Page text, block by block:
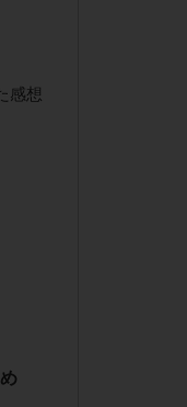
感想